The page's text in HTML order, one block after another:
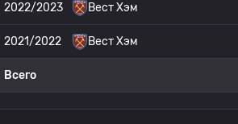
2022/2023 Вест Хэм
2021/2022 Вест Хэм
Всего